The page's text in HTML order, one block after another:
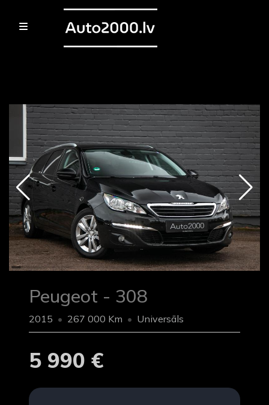
Peugeot - 308
2015 267 000 Km Universāls
5 990 €